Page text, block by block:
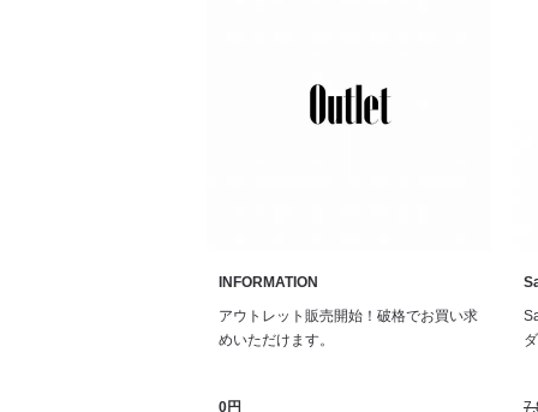
INFORMATION
アウトレット販売開始！破格でお買い求
めいただけます。
0円